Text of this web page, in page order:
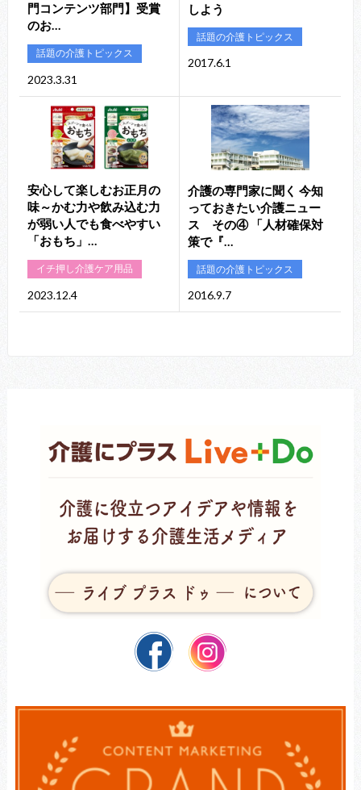
⾨コンテンツ部⾨】受賞
のお…
話題の介護トピックス
2023.3.31
しよう
話題の介護トピックス
2017.6.1
安心して楽しむお正月の
味～かむ力や飲み込む力
が弱い人でも食べやすい
「おもち」…
イチ押し介護ケア用品
2023.12.4
介護の専門家に聞く 今知
っておきたい介護ニュー
ス その④ 「人材確保対
策で『…
話題の介護トピックス
2016.9.7